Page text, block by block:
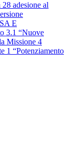
adesione al
E
3.1 “Nuove
Missione 4
1 “Potenziamento